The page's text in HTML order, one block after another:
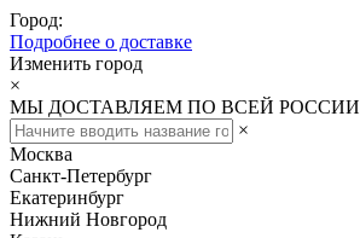
Город:
Подробнее о доставке
Изменить город
×
МЫ ДОСТАВЛЯЕМ ПО ВСЕЙ РОССИИ
×
Москва
Санкт-Петербург
Екатеринбург
Нижний Новгород